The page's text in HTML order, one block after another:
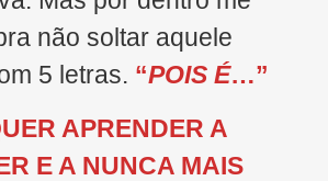
não soltar aquele
5 letras. “POIS É…”
APRENDER A
E A NUNCA MAIS